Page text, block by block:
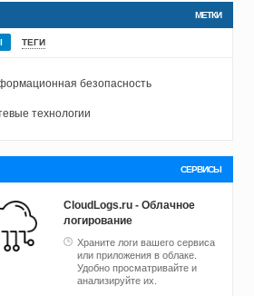
МЕТКИ
ТЕГИ
безопасность
технологии
СЕРВИСЫ
CloudLogs.ru - Облачное
логирование
Храните логи вашего сервиса
или приложения в облаке.
Удобно просматривайте и
анализируйте их.